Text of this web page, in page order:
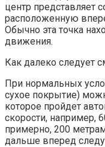
центр представляет
расположенную
Обычно эта точка
движения.
Как далеко следует
При нормальных
сухое покрытие)
которое пройдет
скорости, например,
примерно, 200
дальше вперед